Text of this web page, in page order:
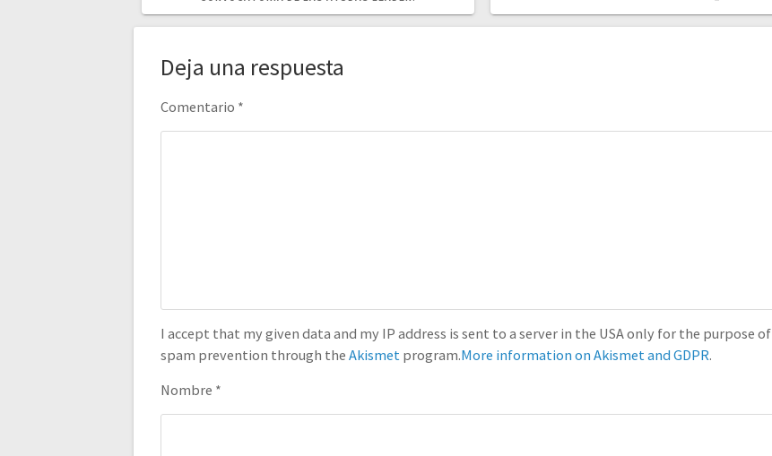
Deja una respuesta
Comentario *
I accept that my given data and my IP address is sent to a server in the USA only for the purpose of
spam prevention through theAkismet program.More information on Akismet and GDPR.
Nombre *